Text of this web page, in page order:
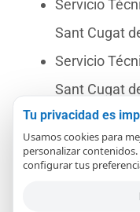
Servicio
Sant Cugat
Servicio
Sant Cugat
Servicio
Sant Cugat
Servicio
Sant Cugat
Tu privacidad es
Usamos cookies para
personalizar
configurar tus